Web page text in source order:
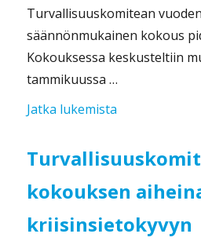
Turvallisuuskomitean
säännönmukainen kokous
Kokouksessa keskusteltiin
tammikuussa …
Jatka lukemista
kokouksen
kriisinsietokyvyn